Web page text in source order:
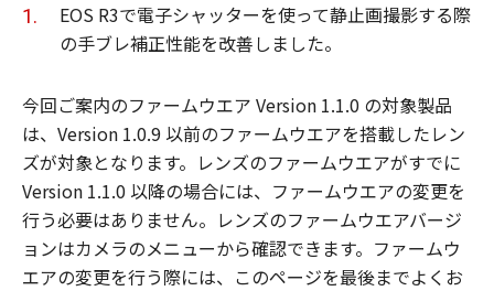
EOS R3で電子シャッターを使って静止画撮影する際
の手ブレ補正性能を改善しました。
今回ご案内のファームウエア Version 1.1.0 の対象製品
は、Version 1.0.9 以前のファームウエアを搭載したレン
ズが対象となります。レンズのファームウエアがすでに
Version 1.1.0 以降の場合には、ファームウエアの変更を
行う必要はありません。レンズのファームウエアバージ
ョンはカメラのメニューから確認できます。ファームウ
エアの変更を行う際には、このページを最後までよくお